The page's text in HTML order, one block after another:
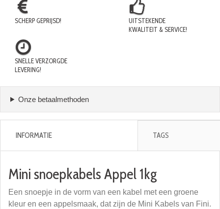
SCHERP GEPRIJSD!
UITSTEKENDE
KWALITEIT & SERVICE!
SNELLE VERZORGDE
LEVERING!
Onze betaalmethoden
INFORMATIE TAGS
Mini snoepkabels Appel 1kg
Een snoepje in de vorm van een kabel met een groene
kleur en een appelsmaak, dat zijn de Mini Kabels van Fini.